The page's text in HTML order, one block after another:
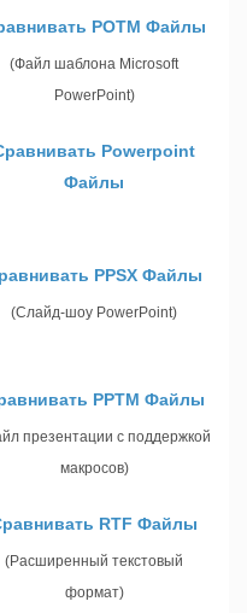
POTM Файлы
(Файл шаблона Microsoft
PowerPoint)
Powerpoint
Файлы
PPSX Файлы
(Слайд-шоу PowerPoint)
PPTM Файлы
презентации с поддержкой
макросов)
RTF Файлы
(Расширенный текстовый
формат)